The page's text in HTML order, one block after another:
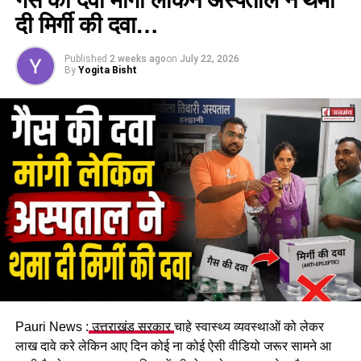
DON'T MISS
गिरफ्तार, SSP ने दी चेतावनी
दी मिर्गी की दवा…
Published 2 weeks agoon July 22, 2026
By Yogita Bisht
Pauri News : उत्तराखंड सरकारचाहे स्वास्थ्य व्यवस्थाओं को लेकर
लाख दावे करे लेकिन आए दिन कोई ना कोई ऐसी वीडियो जरूर सामने आ